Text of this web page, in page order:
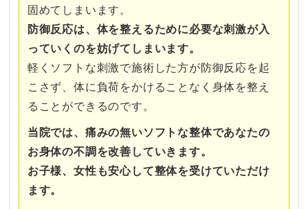
固めてしまいます。
防御反応は、体を整えるために必要な刺激が入
っていくのを妨げてしまいます。
軽くソフトな刺激で施術した方が防御反応を起
こさず、体に負荷をかけることなく身体を整え
ることができるのです。
当院では、痛みの無いソフトな整体であなたの
お身体の不調を改善していきます。
お子様、女性も安心して整体を受けていただけ
ます。